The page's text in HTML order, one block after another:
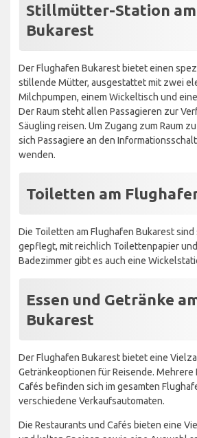
Stillmütter-Station
Bukarest
Der Flughafen Bukarest bietet einen
stillende Mütter, ausgestattet mit zwei
Milchpumpen, einem Wickeltisch und
Der Raum steht allen Passagieren zur
Säugling reisen. Um Zugang zum Raum
sich Passagiere an den
wenden.
Toiletten am
Die Toiletten am Flughafen Bukarest
gepflegt, mit reichlich Toilettenpapier
Badezimmer gibt es auch eine
Essen und Getränke
Bukarest
Der Flughafen Bukarest bietet eine
Getränkeoptionen für Reisende. Mehrere
Cafés befinden sich im gesamten
verschiedene Verkaufsautomaten.
Die Restaurants und Cafés bieten eine